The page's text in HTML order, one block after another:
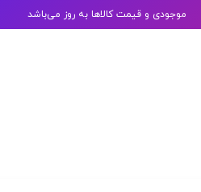
موجودی و قیمت کالاها به روز می‌باشد